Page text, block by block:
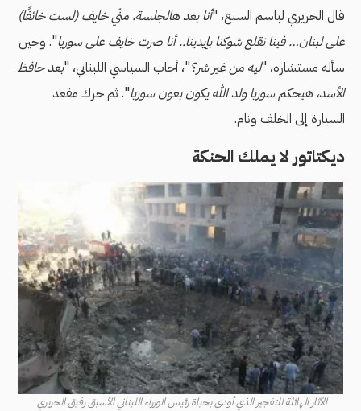
قال الحريري لباسم السبع، "أنا بعد هالجلسة، منّي خايف (لست خائفًا)
على لبنان… فينا نقلع شوكنا بإيدينا.. أنا صرت خايف على سوريا". وحين
سأله مستشاره، "ليه من غير شر؟"، أجاب السياسي اللبناني، "بعد حافظ
الأسد، هيحكم سوريا ولد الله يكون بعون سوريا". ثم حرك مقعد
السيارة إلى الخلف ونام.
ديكتاتور لا يملك الحنكة
الآثار الهائلة للتفجير الذي أودى بحياة رئيس الوزراء اللبناني الأسبق رفيق الحريري